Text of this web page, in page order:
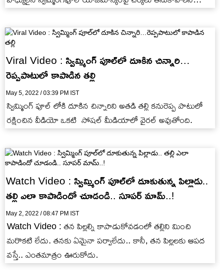
చేస్తున్నారు.
Viral Video : స్విమ్మింగ్ పూల్‌లో దూకిన చిన్నారి…
రెప్పపాటులో కాపాడిన తల్లి
May 5, 2022 / 03:39 PM IST
స్విమ్మింగ్ పూల్ లోకి దూకిన చిన్నారిని అతడి తల్లి కనురెప్ప పాటులో
రక్షించిన వీడియో ఒకటి సోషల్ మీడియాలో వైరల్ అవుతోంది.
Watch Video : స్విమ్మింగ్ పూల్‌లో దూకుతున్న పిల్లాడు..
తల్లి ఎలా కాపాడిందో చూడండి.. సూపర్ మామ్..!
May 2, 2022 / 08:47 PM IST
Watch Video : తన పిల్లల్ని కాపాడుకోవడంలో తల్లిని మించి
మరొకటి లేదు. తనకు ఏమైనా పర్వాలేదు.. కానీ, తన పిల్లలకు ఆపద
వస్తే.. ఎంతమాత్రం ఊరుకోదు.